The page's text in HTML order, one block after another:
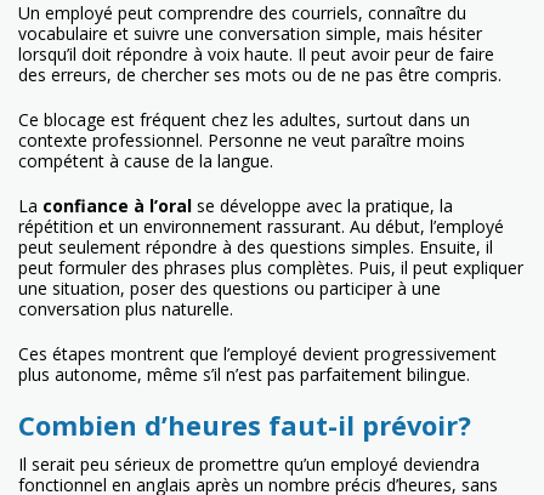
Un employé peut comprendre des courriels, connaître du
vocabulaire et suivre une conversation simple, mais hésiter
lorsqu’il doit répondre à voix haute. Il peut avoir peur de faire
des erreurs, de chercher ses mots ou de ne pas être compris.
Ce blocage est fréquent chez les adultes, surtout dans un
contexte professionnel. Personne ne veut paraître moins
compétent à cause de la langue.
La confiance à l’oral se développe avec la pratique, la
répétition et un environnement rassurant. Au début, l’employé
peut seulement répondre à des questions simples. Ensuite, il
peut formuler des phrases plus complètes. Puis, il peut expliquer
une situation, poser des questions ou participer à une
conversation plus naturelle.
Ces étapes montrent que l’employé devient progressivement
plus autonome, même s’il n’est pas parfaitement bilingue.
Combien d’heures faut-il prévoir?
Il serait peu sérieux de promettre qu’un employé deviendra
fonctionnel en anglais après un nombre précis d’heures, sans